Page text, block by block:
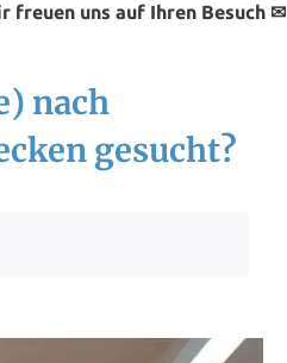
freuen uns auf Ihren Besuch ✉
nach
gesucht?